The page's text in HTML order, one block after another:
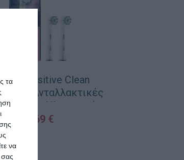
τα
να
σας
B Sensitive Clean
Ανταλλακτικές
για Ηλεκτρική
2τμχ
8,69 €
ΣΤΟ ΚΑΛΆΘΙ